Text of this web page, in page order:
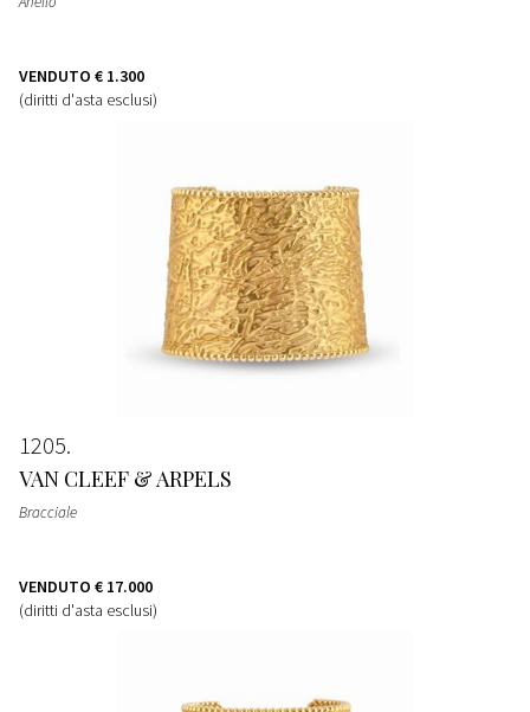
VENDUTO € 1.300
(diritti d'asta esclusi)
1205
VAN CLEEF & ARPELS
Bracciale
VENDUTO € 17.000
(diritti d'asta esclusi)